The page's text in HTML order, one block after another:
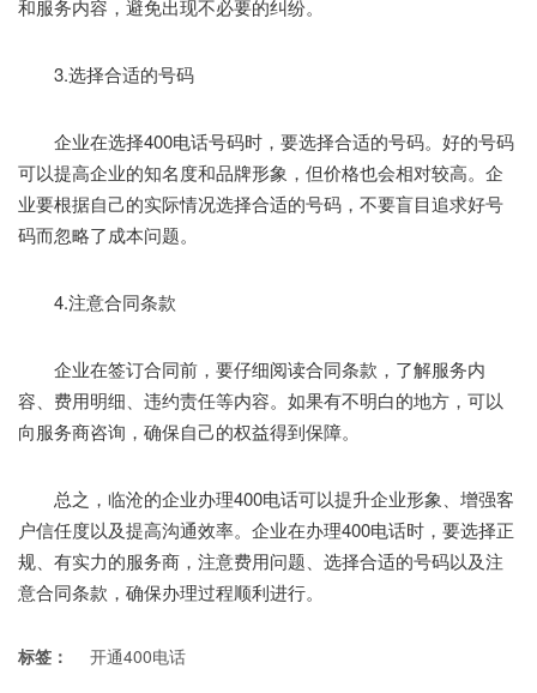
和服务内容，避免出现不必要的纠纷。
3.选择合适的号码
企业在选择400电话号码时，要选择合适的号码。好的号码
可以提高企业的知名度和品牌形象，但价格也会相对较高。企
业要根据自己的实际情况选择合适的号码，不要盲目追求好号
码而忽略了成本问题。
4.注意合同条款
企业在签订合同前，要仔细阅读合同条款，了解服务内
容、费用明细、违约责任等内容。如果有不明白的地方，可以
向服务商咨询，确保自己的权益得到保障。
总之，临沧的企业办理400电话可以提升企业形象、增强客
户信任度以及提高沟通效率。企业在办理400电话时，要选择正
规、有实力的服务商，注意费用问题、选择合适的号码以及注
意合同条款，确保办理过程顺利进行。
标签： 开通400电话